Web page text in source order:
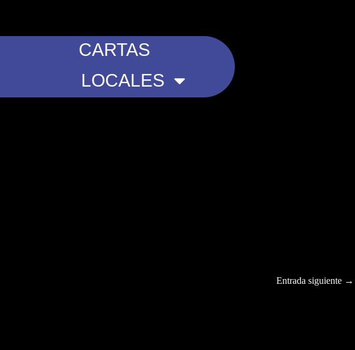
CARTAS
LOCALES
Entrada siguiente →